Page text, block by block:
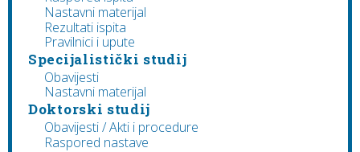
Nastavni materijal
Rezultati ispita
Pravilnici i upute
Specijalistički studij
Obavijesti
Nastavni materijal
Doktorski studij
Obavijesti / Akti i procedure
Raspored nastave